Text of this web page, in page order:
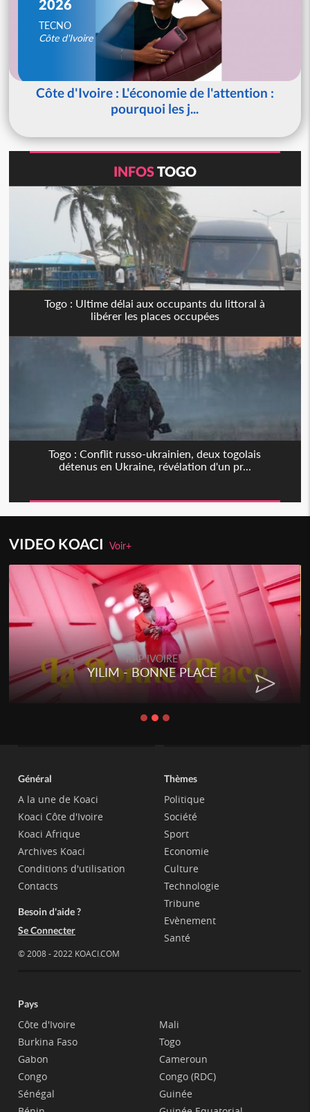
2026
TECNO
Côte d'Ivoire
Côte d'Ivoire : L'économie de l'attention :
pourquoi les j...
INFOSTOGO
Togo : Ultime délai aux occupants du littoral à
libérer les places occupées
Togo : Conflit russo-ukrainien, deux togolais
détenus en Ukraine, révélation d'un pr...
VIDEO KOACIVoir+
RAP IVOIRE
YILIM - BONNE PLACE
Général
A la une de Koaci
Koaci Côte d'Ivoire
Koaci Afrique
Archives Koaci
Conditions d'utilisation
Contacts
Besoin d'aide ?
Se Connecter
© 2008 - 2022 KOACI.COM
Thèmes
Politique
Société
Sport
Economie
Culture
Technologie
Tribune
Evènement
Santé
Pays
Côte d'Ivoire
Burkina Faso
Gabon
Congo
Sénégal
Mali
Togo
Cameroun
Congo (RDC)
Guinée